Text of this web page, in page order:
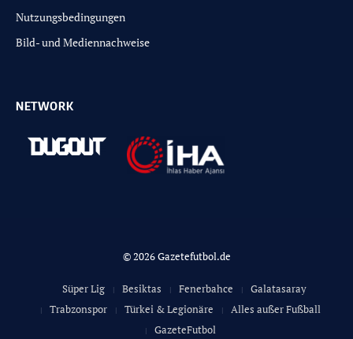
Nutzungsbedingungen
Bild- und Mediennachweise
NETWORK
© 2026 Gazetefutbol.de
Süper Lig Besiktas Fenerbahce
Galatasaray
Trabzonspor
Türkei & Legionäre
Alles außer Fußball
GazeteFutbol